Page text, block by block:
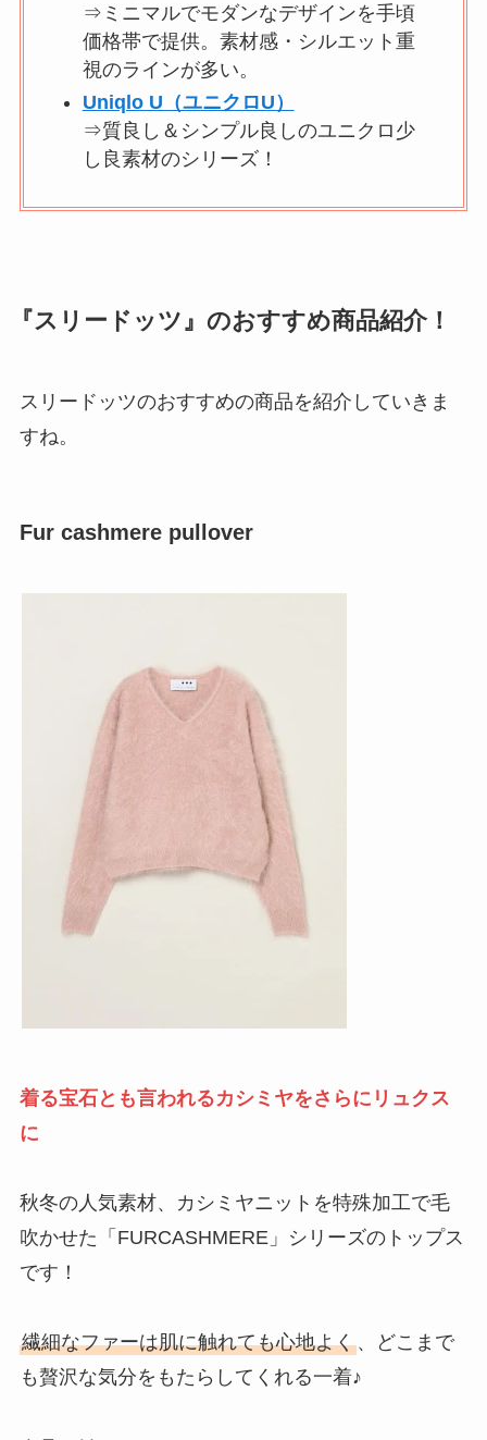
⇒ミニマルでモダンなデザインを手頃
価格帯で提供。素材感・シルエット重
視のラインが多い。
Uniqlo U（ユニクロU）
⇒質良し＆シンプル良しのユニクロ少
し良素材のシリーズ！
『スリードッツ』のおすすめ商品紹介！
スリードッツのおすすめの商品を紹介していきま
すね。
Fur cashmere pullover
着る宝石とも言われるカシミヤをさらにリュクス
に
秋冬の人気素材、カシミヤニットを特殊加工で毛
吹かせた「FURCASHMERE」シリーズのトップス
です！
繊細なファーは肌に触れても心地よく、どこまで
も贅沢な気分をもたらしてくれる一着♪